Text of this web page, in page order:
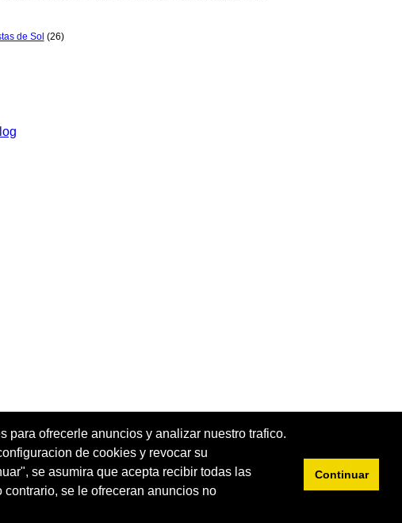
para ofrecerle anuncios y analizar nuestro trafico.
de cookies y revocar su
se asumira que acepta recibir todas las
se le ofreceran anuncios no
Continuar
de Sol (26)